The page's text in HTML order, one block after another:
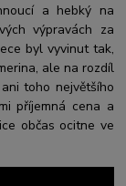
a hebký na
výpravách za
byl vyvinut tak,
ale na rozdíl
toho největšího
příjemná cena a
občas ocitne ve